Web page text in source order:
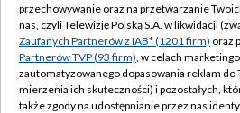
przechowywanie oraz na przetwarzanie
nas, czyli Telewizję Polską S.A. w likwidacji
Zaufanych Partnerów z IAB* (1201 firm) oraz
Partnerów TVP (93 firm), w celach
zautomatyzowanego dopasowania reklam do
mierzenia ich skuteczności) i pozostałych,
także zgody na udostępnianie przez nas